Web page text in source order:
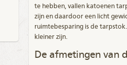
te hebben, vallen katoenen
zijn en daardoor een licht
ruimtebesparing is de
kleiner zijn.
De afmetingen van